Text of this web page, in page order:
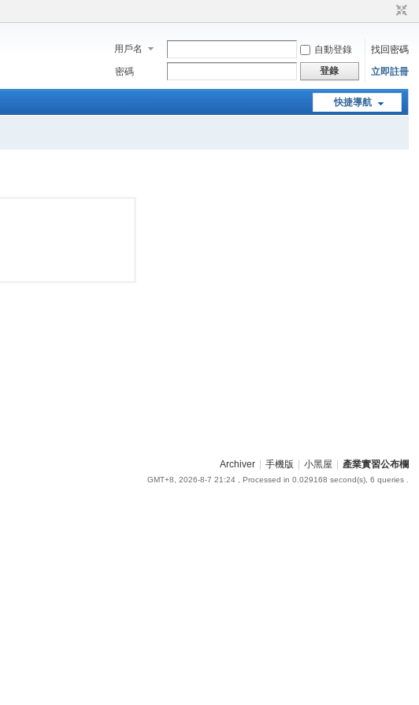
用戶名 自動登錄
找回密碼
密碼
登錄 立即註冊
快捷導航
Archiver 手機版 小黑屋 產業實習公布欄
GMT+8, 2026-8-7 21:24, Processed in 0.029168 second(s), 6 queries .